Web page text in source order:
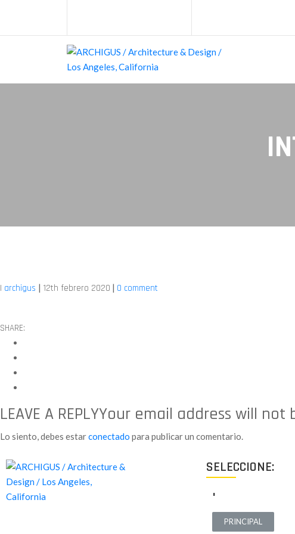
| archigus | 12th febrero 2020 | 0 comment
SHARE:
LEAVE A REPLYYour email address will not
Lo siento, debes estarconectado para publicar un comentario.
SELECCIONE:
.
PRINCIPAL